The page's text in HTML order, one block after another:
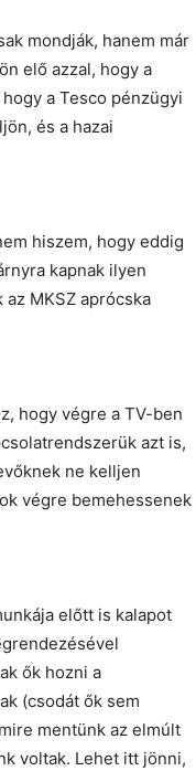
mondják, hanem már
elő azzal, hogy a
a Tesco pénzügyi
és a hazai
hiszem, hogy eddig
kapnak ilyen
MKSZ aprócska
hogy végre a TV-ben
azt is,
ne kelljen
végre bemehessenek
előtt is kalapot
ők hozni a
(csodát ők sem
mentünk az elmúlt
voltak. Lehet itt jönni,